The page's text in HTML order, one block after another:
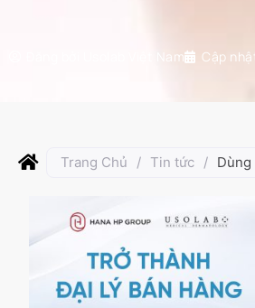
Usolab Việt Nam Cập
Trang Chủ / Tin tức /